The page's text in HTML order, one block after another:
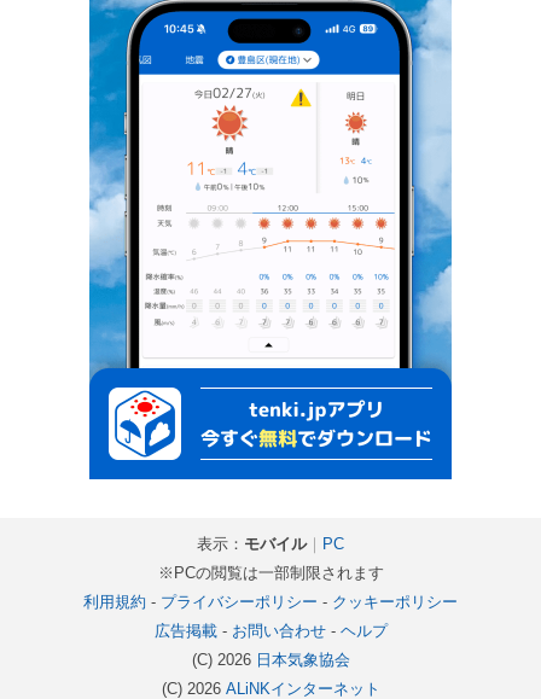
表示： モバイル｜
PC
※PCの閲覧は一部制限されます
利用規約 - プライバシーポリシー - クッキーポリシー
広告掲載- お問い合わせ- ヘルプ
(C) 2026 日本気象協会
(C) 2026 ALiNKインターネット